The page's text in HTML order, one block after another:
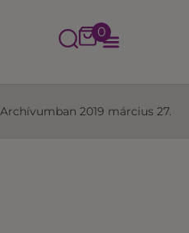
0
Archívumban 2019 március 27.